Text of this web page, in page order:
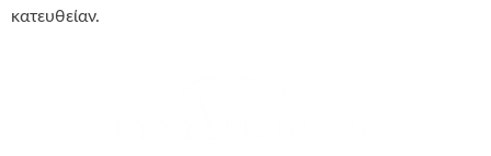
κατευθείαν.